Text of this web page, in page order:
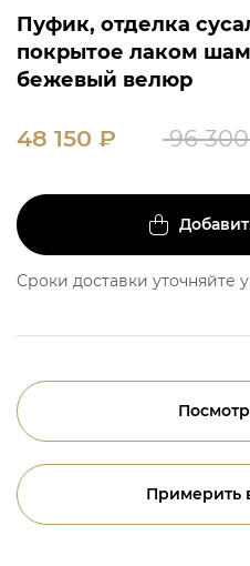
Пуфик, отделка
покрытое лаком
бежевый велюр
48 150 ₽ 96
Сроки доставки уточняйте
Примерить